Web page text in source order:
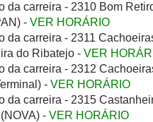
da carreira - 2310 Bom
- VER HORÁRIO
da carreira - 2311
do Ribatejo - VER
da carreira - 2312
- VER HORÁRIO
da carreira - 2315
- VER HORÁRIO